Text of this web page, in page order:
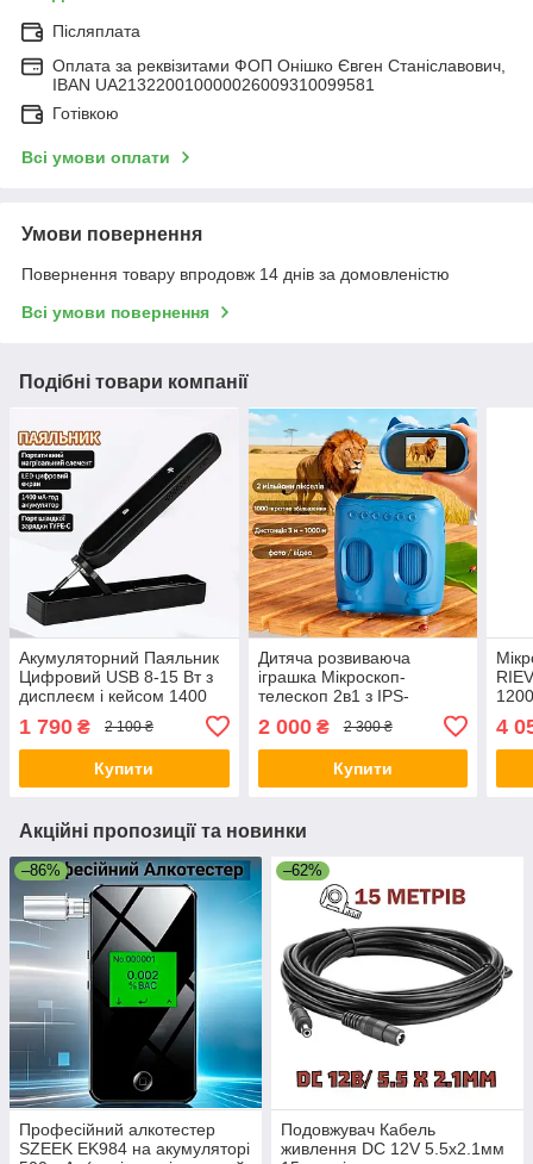
Післяплата
Оплата за реквізитами ФОП Онішко Євген Станіславович,
IBAN UA213220010000026009310099581
Готівкою
Всі умови оплати
Умови повернення
Повернення товару впродовж 14 днів за домовленістю
Всі умови повернення
Подібні товари компанії
Акумуляторний Паяльник
Цифровий USB 8-15 Вт з
дисплеєм і кейсом 1400
1 790 ₴ 2 100 ₴
Купити
Дитяча розвиваюча
іграшка Мікроскоп-
телескоп 2в1 з IPS-
екраном та HD-камерою
для дітей Блакитний
2 000₴ 2 300 ₴
Купити
4
Акційні пропозиції та новинки
–86%
Професійний алкотестер
SZEEK EK984 на акумуляторі
–62%
Подовжувач Кабель
живлення DC 12V 5.5х2.1мм